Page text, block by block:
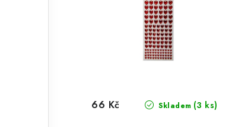
Skladem (3 ks)
66 Kč